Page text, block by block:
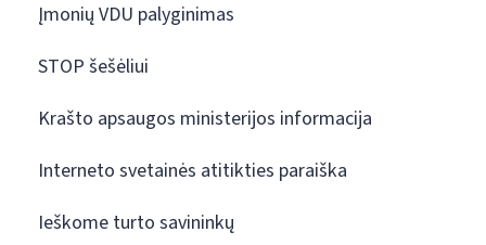
Įmonių VDU palyginimas
STOP šešėliui
Krašto apsaugos ministerijos informacija
Interneto svetainės atitikties paraiška
Ieškome turto savininkų